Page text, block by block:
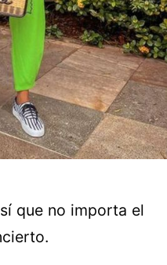
que no importa el